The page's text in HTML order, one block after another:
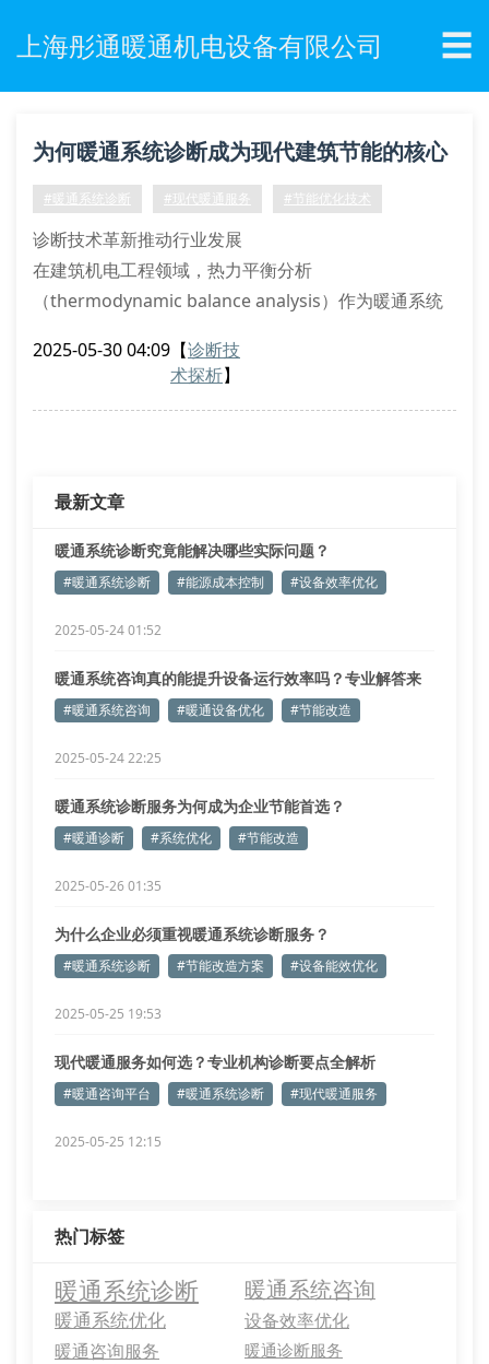
上海彤通暖通机电设备有限公司 ☰
为何暖通系统诊断成为现代建筑节能的核心
环节？
#暖通系统诊断 #现代暖通服务 #节能优化技术
诊断技术革新推动行业发展
在建筑机电工程领域，热力平衡分析
（thermodynamic balance analysis）作为暖通系统
模的范式转变。基于cfd（computational fluid
dynamics）的流体动力学模拟技术，可实现hvac系统
2025-05-30 04:09 【诊断技
术探析】
最新文章
暖通系统诊断究竟能解决哪些实际问题？
#暖通系统诊断 #能源成本控制 #设备效率优化
2025-05-24 01:52
暖通系统咨询真的能提升设备运行效率吗？专业解答来
了！
#暖通系统咨询 #暖通设备优化 #节能改造
2025-05-24 22:25
暖通系统诊断服务为何成为企业节能首选？
#暖通诊断 #系统优化 #节能改造
2025-05-26 01:35
为什么企业必须重视暖通系统诊断服务？
#暖通系统诊断 #节能改造方案 #设备能效优化
2025-05-25 19:53
现代暖通服务如何选？专业机构诊断要点全解析
#暖通咨询平台 #暖通系统诊断 #现代暖通服务
2025-05-25 12:15
热门标签
暖通系统诊断 暖通系统咨询
暖通系统优化
设备效率优化
暖通咨询服务
暖通诊断服务